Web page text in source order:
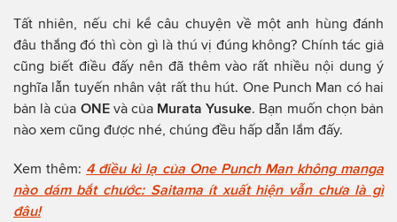
Tất nhiên, nếu chỉ kể câu chuyện về một anh hùng đánh
đâu thắng đó thì còn gì là thú vị đúng không? Chính tác giả
cũng biết điều đấy nên đã thêm vào rất nhiều nội dung ý
nghĩa lẫn tuyến nhân vật rất thu hút. One Punch Man có hai
bản là của ONEvà của Murata Yusuke. Bạn muốn chọn bản
nào xem cũng được nhé, chúng đều hấp dẫn lắm đấy.
Xem thêm: 4 điều kì lạ của One Punch Man không manga
nào dám bắt chước: Saitama ít xuất hiện vẫn chưa là gì
đâu!